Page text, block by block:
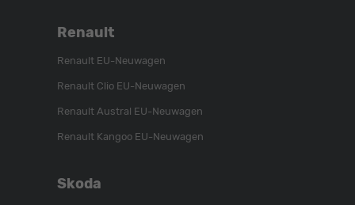
Renault
Renault EU-Neuwagen
Renault Clio EU-Neuwagen
Renault Austral EU-Neuwagen
Renault Kangoo EU-Neuwagen
Skoda